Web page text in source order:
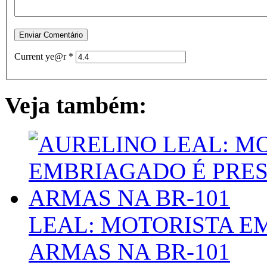
Current ye@r *
Veja também:
LEAL: MOTORISTA
ARMAS NA BR-101